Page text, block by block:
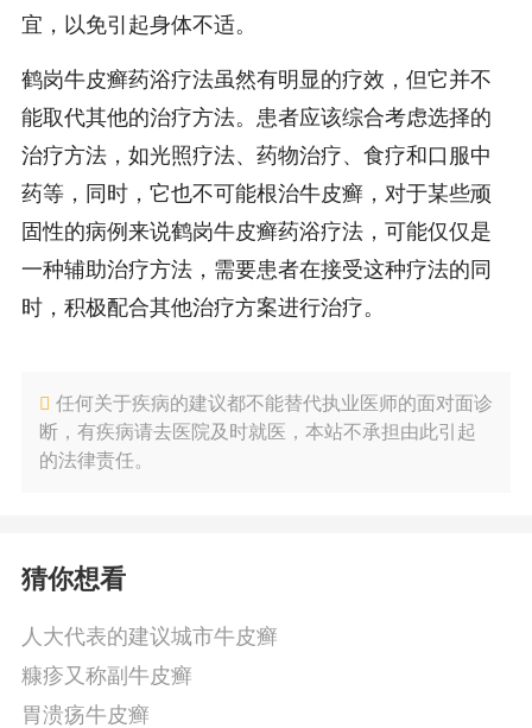
宜，以免引起身体不适。
鹤岗牛皮癣药浴疗法虽然有明显的疗效，但它并不
能取代其他的治疗方法。患者应该综合考虑选择的
治疗方法，如光照疗法、药物治疗、食疗和口服中
药等，同时，它也不可能根治牛皮癣，对于某些顽
固性的病例来说鹤岗牛皮癣药浴疗法，可能仅仅是
一种辅助治疗方法，需要患者在接受这种疗法的同
时，积极配合其他治疗方案进行治疗。
任何关于疾病的建议都不能替代执业医师的面对面诊
断，有疾病请去医院及时就医，本站不承担由此引起
的法律责任。
猜你想看
人大代表的建议城市牛皮癣
糠疹又称副牛皮癣
胃溃疡牛皮癣